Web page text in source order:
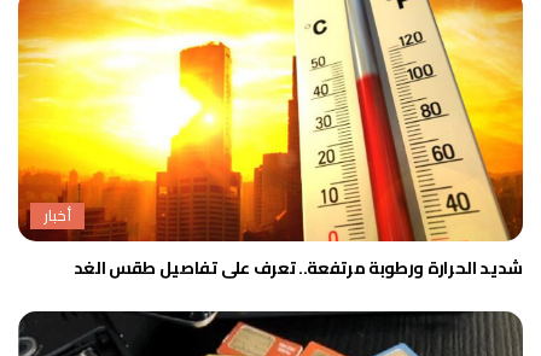
أخبار
شديد الحرارة ورطوبة مرتفعة.. تعرف على تفاصيل طقس الغد